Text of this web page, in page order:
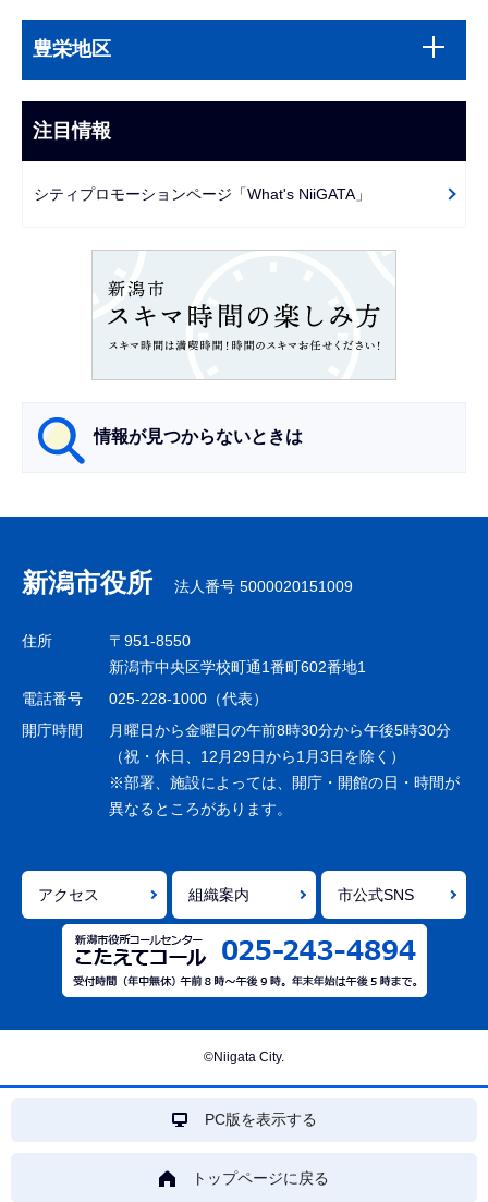
文
こ
ま
で
ビ
ー
豊栄地区
注目情報
シティプロモーションページ「What's NiiGATA」
情報が見つからないときは
ナ
ビ
ゲ
シ
ョ
で
新潟市役所 法人番号 5000020151009
住所
〒951-8550
新潟市中央区学校町通1番町602番地1
電話番号
025-228-1000（代表）
開庁時間
月曜日から金曜日の午前8時30分から午後5時30分
（祝・休日、12月29日から1月3日を除く）
※部署、施設によっては、開庁・開館の日・時間が
異なるところがあります。
アクセス 組織案内 市公式SNS
©Niigata City.
PC版を表示する
トップページに戻る